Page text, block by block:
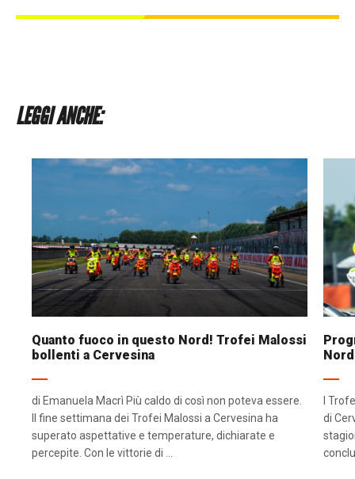
LEGGI ANCHE:
Quanto fuoco in questo Nord! Trofei Malossi
bollenti a Cervesina
di Emanuela Macrì Più caldo di così non poteva essere.
Il fine settimana dei Trofei Malossi a Cervesina ha
superato aspettative e temperature, dichiarate e
percepite. Con le vittorie di ...
I
di